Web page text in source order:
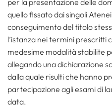
quello fissato dai singoli
conseguimento del titolo
l’istanza nei termini prescritti
medesime modalità stabilite
allegando una dichiarazione
dalla quale risulti che hanno
partecipazione agli esami di
data.